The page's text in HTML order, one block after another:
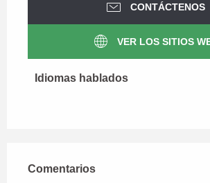
CONTÁCTENOS
VER LOS SITIOS
Idiomas hablados
Idiomas hablados
Comentarios
Comentarios